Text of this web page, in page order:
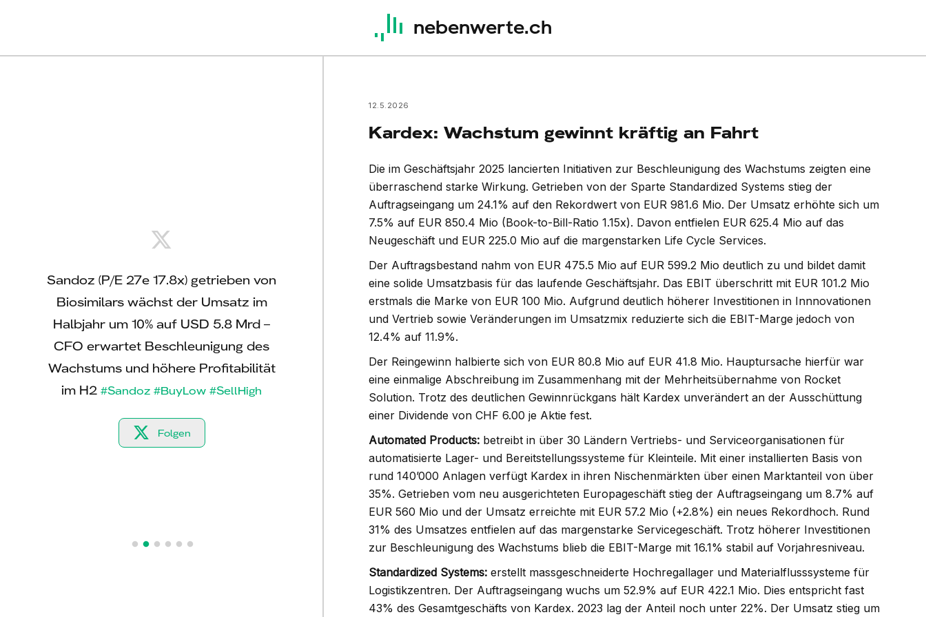
nebenwerte.ch
Sandoz (P/E 27e 17.8x) getrieben von
Biosimilars wächst der Umsatz im
Halbjahr um 10% auf USD 5.8 Mrd –
CFO erwartet Beschleunigung des
Wachstums und höhere Profitabilität
im H2 #Sandoz #BuyLow #SellHigh
Folgen
Zehnder (P/E 27e 13.3x) steigert
Umsatz und Profitabilität im ersten
Halbjahr – bestätigt die Mitelfristziele
mit einem jährlichen
Umsatzwachstum von rund 5% und
einer EBIT-Marge von 9-15%#Zehnder
#BuyLow #SellHigh
Folgen
Kardex (P/E 27e 22.6) steigert den
Umsatz im ersten Halbjahr um 6% auf
EUR 440.5 Mio und den
571.5 Mio - hält aufgrund des
rekordhohen Auftragsbestands an
den ambitiösen Wachstumszielen für
das laufende Jahr fest
#Kardex
#BuyLow #SellHigh
Folgen
Sika (P/E 26e) kehrt im
Wachstum zurück - erhöht
Gesamtjahr die
12.5.2026
Kardex: Wachstum gewinnt kräftig an Fahrt
Die im Geschäftsjahr 2025 lancierten Initiativen zur Beschleunigung des Wachstums zeigten eine
überraschend starke Wirkung. Getrieben von der Sparte Standardized Systems stieg der
Auftragseingang um 24.1% auf den Rekordwert von EUR 981.6 Mio. Der Umsatz erhöhte sich um
7.5% auf EUR 850.4 Mio (Book-to-Bill-Ratio 1.15x). Davon entfielen EUR 625.4 Mio auf das
Neugeschäft und EUR 225.0 Mio auf die margenstarken Life Cycle Services.
Der Auftragsbestand nahm von EUR 475.5 Mio auf EUR 599.2 Mio deutlich zu und bildet damit
eine solide Umsatzbasis für das laufende Geschäftsjahr. Das EBIT überschritt mit EUR 101.2 Mio
erstmals die Marke von EUR 100 Mio. Aufgrund deutlich höherer Investitionen in Innnovationen
und Vertrieb sowie Veränderungen im Umsatzmix reduzierte sich die EBIT-Marge jedoch von
12.4% auf 11.9%.
Der Reingewinn halbierte sich von EUR 80.8 Mio auf EUR 41.8 Mio. Hauptursache hierfür war
eine einmalige Abschreibung im Zusammenhang mit der Mehrheitsübernahme von Rocket
Solution. Trotz des deutlichen Gewinnrückgans hält Kardex unverändert an der Ausschüttung
einer Dividende von CHF 6.00 je Aktie fest.
Automated Products: betreibt in über 30 Ländern Vertriebs- und Serviceorganisationen für
automatisierte Lager- und Bereitstellungssysteme für Kleinteile. Mit einer installierten Basis von
rund 140’000 Anlagen verfügt Kardex in ihren Nischenmärkten über einen Marktanteil von über
35%. Getrieben vom neu ausgerichteten Europageschäft stieg der Auftragseingang um 8.7% auf
EUR 560 Mio und der Umsatz erreichte mit EUR 57.2 Mio (+2.8%) ein neues Rekordhoch. Rund
31% des Umsatzes entfielen auf das margenstarke Servicegeschäft. Trotz höherer Investitionen
zur Beschleunigung des Wachstums blieb die EBIT-Marge mit 16.1% stabil auf Vorjahresniveau.
Standardized Systems: erstellt massgeschneiderte Hochregallager und Materialflusssysteme für
Logistikzentren. Der Auftragseingang wuchs um 52.9% auf EUR 422.1 Mio. Dies entspricht fast
43% des Gesamtgeschäfts von Kardex. 2023 lag der Anteil noch unter 22%. Der Umsatz stieg um